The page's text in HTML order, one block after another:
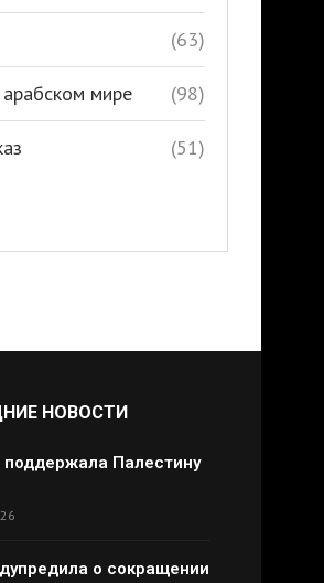
(63)
мире (98)
(51)
НОВОСТИ
Палестину
о сокращении